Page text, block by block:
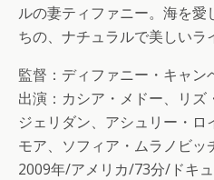
ルの妻ティファニー。海を愛
ちの、ナチュラルで美しいラ
監督：ディファニー・キャン
出演：カシア・メドー、リズ
ジェリダン、アシュリー・
モア、ソフィア・ムラノビッ
2009年/アメリカ/73分/ドキ